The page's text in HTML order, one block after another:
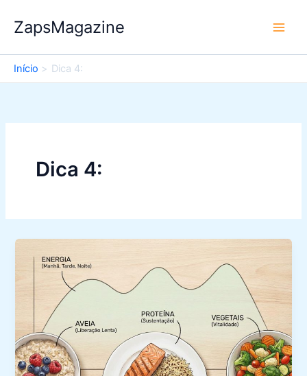
para
conteúdo
ZapsMagazine
Início Dica 4:
Dica 4: